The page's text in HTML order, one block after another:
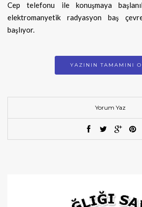
Cep telefonu ile konuşmaya
elektromanyetik radyasyon baş
başlıyor.
YAZININ TAMAMINI
Yorum Yaz